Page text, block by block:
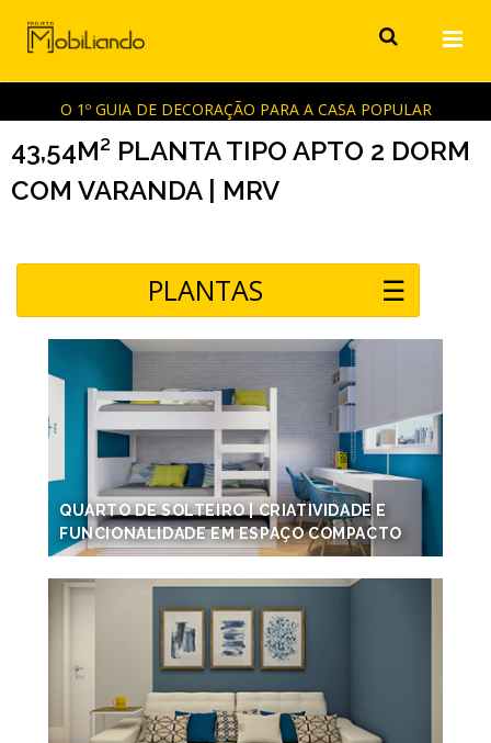
O 1º GUIA DE DECORAÇÃO PARA A CASA POPULAR
43,54M² PLANTA TIPO APTO 2 DORM
COM VARANDA | MRV
PLANTAS ☰
QUARTO DE SOLTEIRO | CRIATIVIDADE E
FUNCIONALIDADE EM ESPAÇO COMPACTO